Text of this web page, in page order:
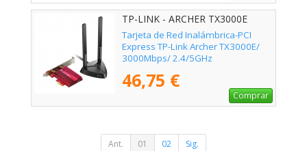
TP-LINK - ARCHER TX3000E
Tarjeta de Red Inalámbrica-PCI
Express TP-Link Archer TX3000E/
3000Mbps/ 2.4/5GHz
46,75 €
Comprar
Ant. 01 02 Sig.